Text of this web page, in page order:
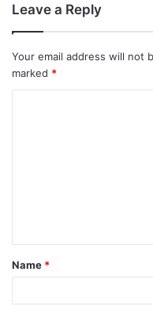
Leave a Reply
Your email address will not
marked *
Name *